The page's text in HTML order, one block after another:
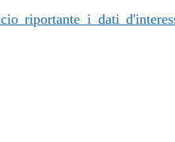
riportante i dati